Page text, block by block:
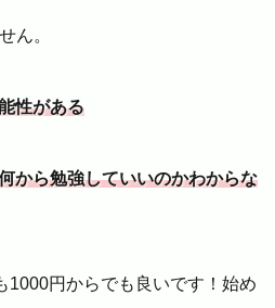
ん。
性がある
から勉強していいのかわからな
1000円からでも良いです！始め